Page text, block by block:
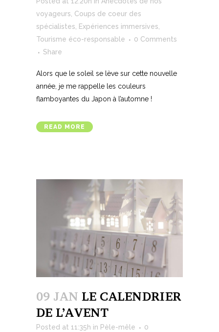
voyageurs Coups de coeur des
spécialistes
Expériences immersives
Tourisme éco-responsable
0 Comments
Share
Alors que le soleil se lève sur cette nouvelle
année, je me rappelle les couleurs
flamboyantes du Japon à l’automne !
READ MORE
09 JAN LE CALENDRIER
DE L’AVENT
Posted at 11:35h in Pèle-mêle
0